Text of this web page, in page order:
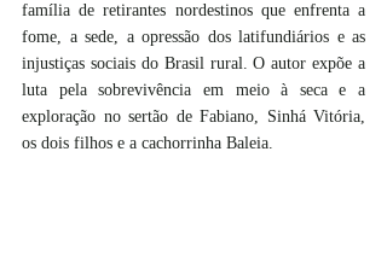
família de retirantes nordestinos que enfrenta a
fome, a sede, a opressão dos latifundiários e as
injustiças sociais do Brasil rural. O autor expõe a
luta pela sobrevivência em meio à seca e a
exploração no sertão de Fabiano, Sinhá Vitória,
os dois filhos e a cachorrinha Baleia.